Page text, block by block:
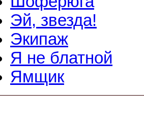
Эй, звезда!
Экипаж
Я не блатной
Ямщик